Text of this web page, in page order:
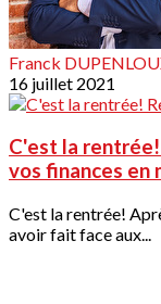
Franck
16 juillet 2021
C'est la
vos finances en
C'est la rentrée!
avoir fait face aux...